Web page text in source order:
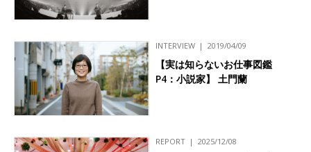
INTERVIEW 2019/04/09
【実は知らないお仕事図鑑
P4：小説家】 土門蘭
REPORT 2025/12/08